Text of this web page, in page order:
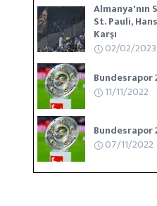
Almanya'nın
St. Pauli,
Karşı
02/02/2023
Bundesrapor
11/11/2022
Bundesrapor
07/11/2022